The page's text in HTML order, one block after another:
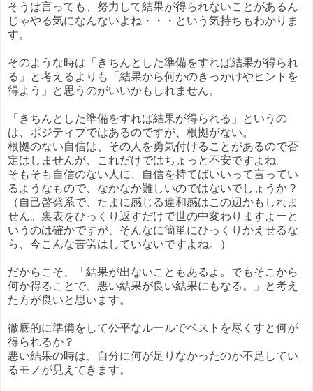
そうは言っても、努力して結果が得られないことがあるん
じゃやる気になんないよね・・・という気持ちもわかりま
す。
そのような時は「きちんとした準備をすれば結果が得られ
る」と考えるよりも「結果から何かのきっかけやヒントを
得よう」と思うのがいいかもしれません。
「きちんとした準備をすれば結果が得られる」というの
は、ポジティブではあるのですが、根拠がない。
根拠のない自信は、その人を勇気付けることがあるので否
定はしませんが、これだけではちょっと不安ですよね。
そもそも自信のない人に、自信を持てばいいって言ってい
るようなもので、なかなか難しいのではないでしょうか？
（自己啓発系で、たまに感じる違和感はこの辺かもしれま
せん。裏表をひっくり返すだけで世の中変わりますよーと
いうのは確かですが、そんなに簡単にひっくりかえせるな
ら、今こんな苦労はしていないですよね。）
だからこそ、「結果が出ないこともあるよ。でもそこから
何か得ることで、悪い結果が良い結果にもなる。」と考え
た方が良いと思います。
徹底的に準備をして公平なルールでベストを尽くすと何が
得られるか？
悪い結果の時は、自分に何が足りなかったのか不足してい
るモノが見えてきます。